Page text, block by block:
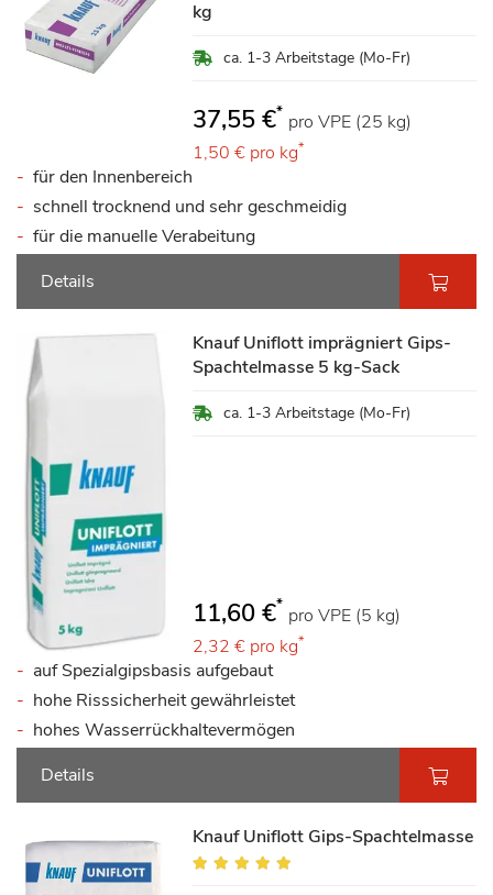
kg
ca. 1-3 Arbeitstage (Mo-Fr)
37,55 €* pro VPE (25 kg)
1,50 € pro kg*
für den Innenbereich
schnell trocknend und sehr geschmeidig
für die manuelle Verabeitung
Details
Knauf Uniflott imprägniert Gips-
Spachtelmasse 5 kg-Sack
ca. 1-3 Arbeitstage (Mo-Fr)
11,60 €* pro VPE (5 kg)
2,32 € pro kg*
auf Spezialgipsbasis aufgebaut
hohe Risssicherheit gewährleistet
hohes Wasserrückhaltevermögen
Details
Knauf Uniflott Gips-Spachtelmasse
Bewertung: